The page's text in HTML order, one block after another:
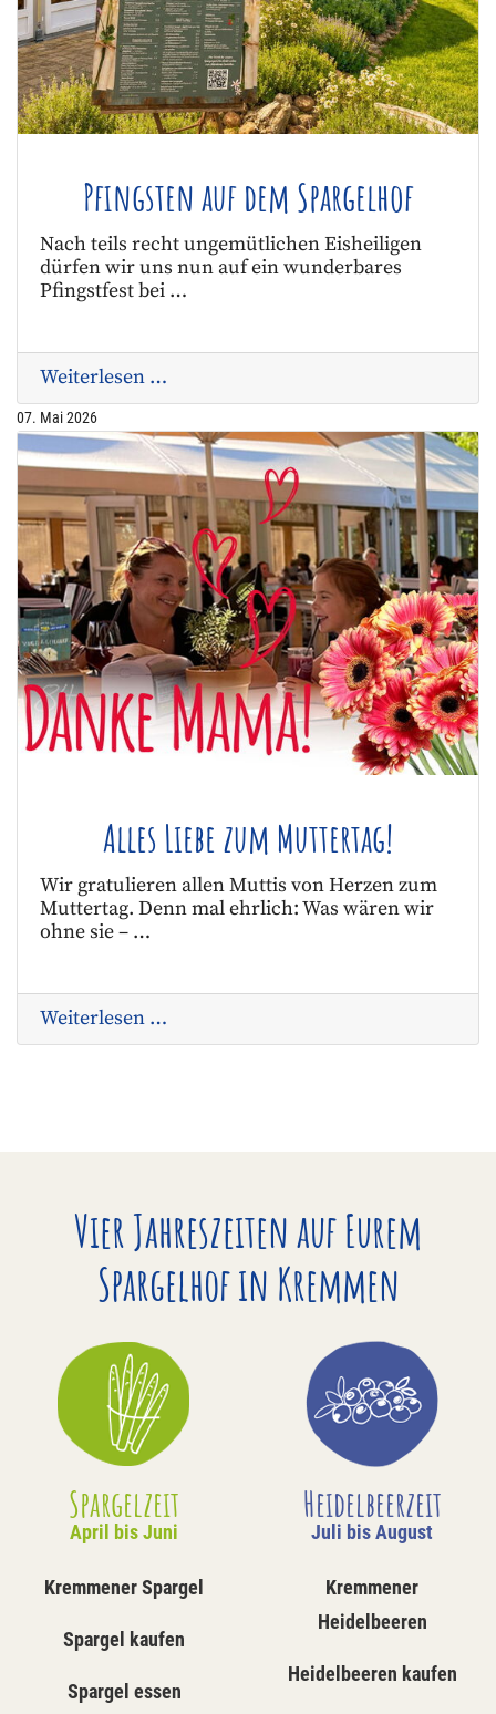
Pfingsten auf dem Spargelhof
Nach teils recht ungemütlichen Eisheiligen
dürfen wir uns nun auf ein wunderbares
Pfingstfest bei …
Weiterlesen …
07. Mai 2026
Alles Liebe zum Muttertag!
Wir gratulieren allen Muttis von Herzen zum
Muttertag. Denn mal ehrlich: Was wären wir
ohne sie – …
Weiterlesen …
Vier Jahreszeiten auf Eurem
Spargelhof in Kremmen
Spargelzeit
April bis Juni
Kremmener Spargel
Spargel kaufen
Spargel essen
Heidelbeerzeit
Juli bis August
Kremmener
Heidelbeeren
Heidelbeeren kaufen